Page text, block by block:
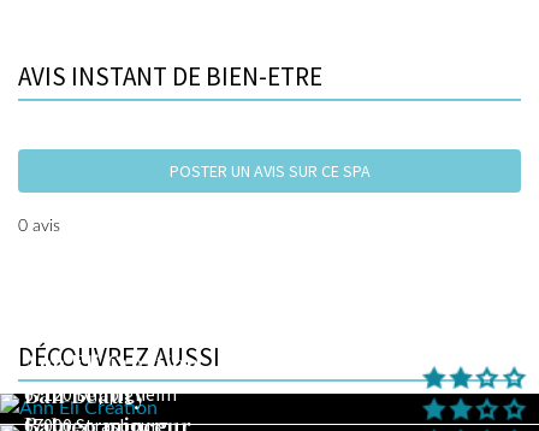
AVIS INSTANT DE BIEN-ETRE
POSTER UN AVIS SUR CE SPA
0 avis
DÉCOUVREZ AUSSI
Ann Eli Creation
67120 Duppigheim
Bali Beauty
67000 Strasbourg